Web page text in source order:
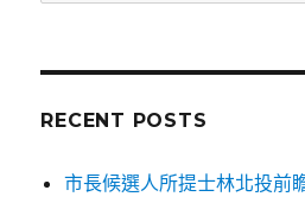
RECENT POSTS
市長候選人所提士林北投前